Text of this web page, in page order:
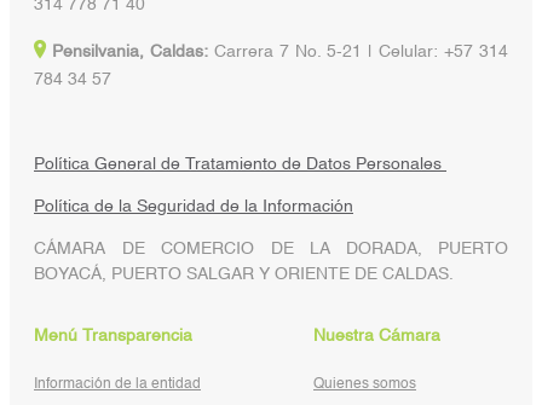
314 778 71 40
Pensilvania, Caldas:Carrera 7 No. 5-21 | Celular: +57 314
784 34 57
Política General de Tratamiento de Datos Personales
Política de la Seguridad de la Información
CÁMARA DE COMERCIO DE LA DORADA, PUERTO
BOYACÁ, PUERTO SALGAR Y ORIENTE DE CALDAS.
Menú Transparencia
Información de la entidad
Nuestra Cámara
Quienes somos